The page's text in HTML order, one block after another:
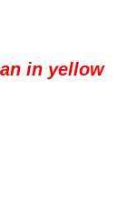
in yellow